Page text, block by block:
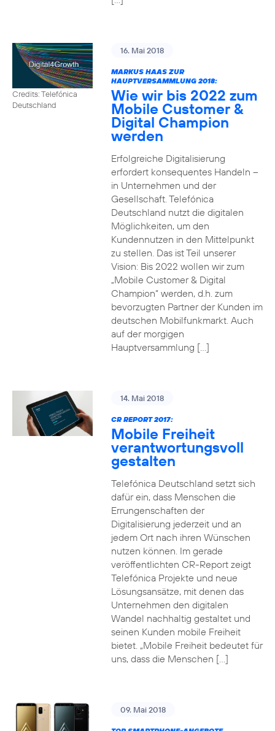
Credits: Telefónica
Deutschland
16. Mai 2018
MARKUS HAAS ZUR
HAUPTVERSAMMLUNG 2018:
Wie wir bis 2022 zum
Mobile Customer &
Digital Champion
werden
Erfolgreiche Digitalisierung
erfordert konsequentes Handeln –
in Unternehmen und der
Gesellschaft. Telefónica
Deutschland nutzt die digitalen
Möglichkeiten, um den
Kundennutzen in den Mittelpunkt
zu stellen. Das ist Teil unserer
Vision: Bis 2022 wollen wir zum
„Mobile Customer & Digital
Champion“ werden, d.h. zum
bevorzugten Partner der Kunden im
deutschen Mobilfunkmarkt. Auch
auf der morgigen
Hauptversammlung […]
14. Mai 2018
CR REPORT 2017:
Mobile Freiheit
verantwortungsvoll
gestalten
Telefónica Deutschland setzt sich
dafür ein, dass Menschen die
Errungenschaften der
Digitalisierung jederzeit und an
jedem Ort nach ihren Wünschen
nutzen können. Im gerade
veröffentlichten CR-Report zeigt
Telefónica Projekte und neue
Lösungsansätze, mit denen das
Unternehmen den digitalen
Wandel nachhaltig gestaltet und
seinen Kunden mobile Freiheit
bietet. „Mobile Freiheit bedeutet für
uns, dass die Menschen […]
09. Mai 2018